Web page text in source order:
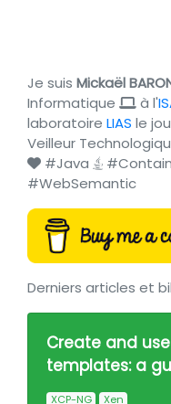
Je suis Mickaël
Informatique
à l'
laboratoire LIAS le
Veilleur
#Java
#WebSemantic
Derniers articles et
Create and
templates: a
XCP-NG Xen